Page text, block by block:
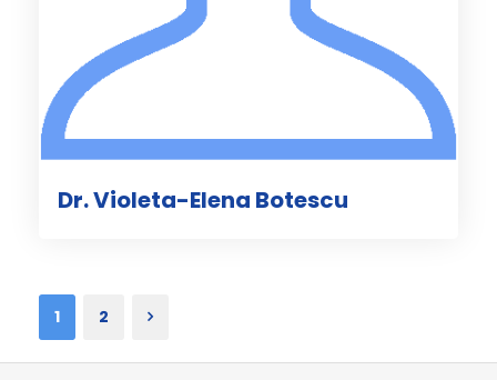
Dr. Violeta-Elena Botescu
1 2